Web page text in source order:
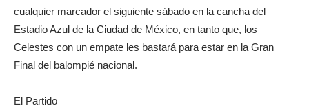
cualquier marcador el siguiente sábado en la cancha del
Estadio Azul de la Ciudad de México, en tanto que, los
Celestes con un empate les bastará para estar en la Gran
Final del balompié nacional.
El Partido